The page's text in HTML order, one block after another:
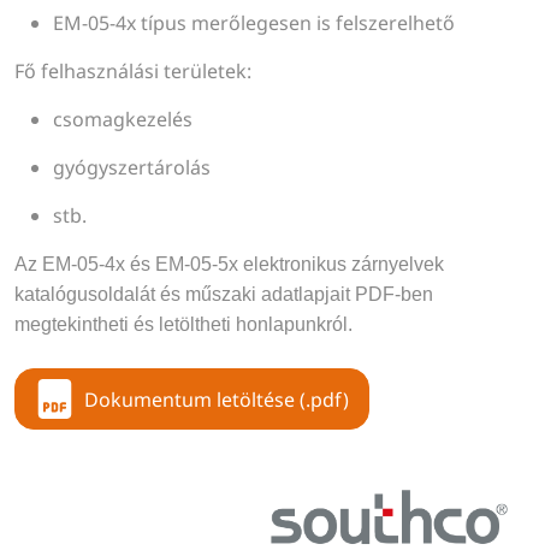
EM-05-4x típus merőlegesen is felszerelhető
Fő felhasználási területek:
csomagkezelés
gyógyszertárolás
stb.
Az EM-05-4x és EM-05-5x elektronikus zárnyelvek
katalógusoldalát és műszaki adatlapjait PDF-ben
megtekintheti és letöltheti honlapunkról.
Dokumentum letöltése (.pdf)